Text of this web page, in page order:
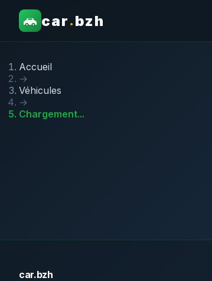
car . bzh
Accueil
→
Véhicules
→
Chargement...
car.bzh